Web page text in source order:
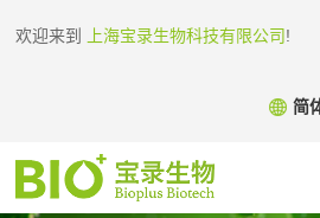
欢迎来到 上海宝录生物科技有限公司!
简